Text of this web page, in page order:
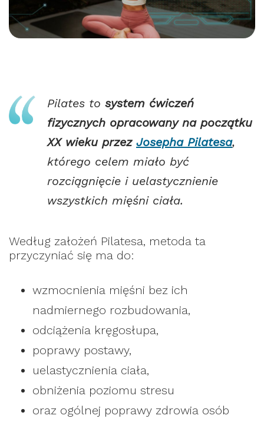
Pilates to system ćwiczeń
fizycznych opracowany na początku
XX wieku przez Josepha Pilatesa,
którego celem miało być
rozciągnięcie i uelastycznienie
wszystkich mięśni ciała.
Według założeń Pilatesa, metoda ta
przyczyniać się ma do:
wzmocnienia mięśni bez ich
nadmiernego rozbudowania,
odciążenia kręgosłupa,
poprawy postawy,
uelastycznienia ciała,
obniżenia poziomu stresu
oraz ogólnej poprawy zdrowia osób